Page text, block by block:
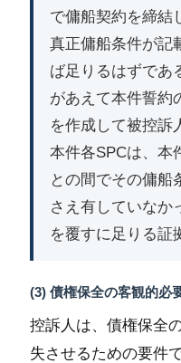
で傭船契約を締結
真正傭船条件が記
ば足りるはずであ
があえて本件誓約
を作成して被控訴
本件各SPCは、本
との間でその傭船
さえ有していなか
を覆すに足りる証
(3) 債権保全の客観的必
控訴人は、債権保全
失させるための要件